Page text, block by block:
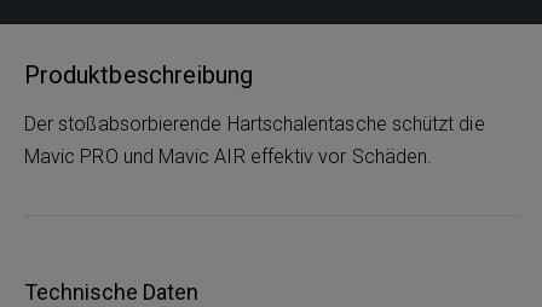
Produktbeschreibung
Der stoßabsorbierende Hartschalentasche schützt die
Mavic PRO und Mavic AIR effektiv vor Schäden.
Technische Daten